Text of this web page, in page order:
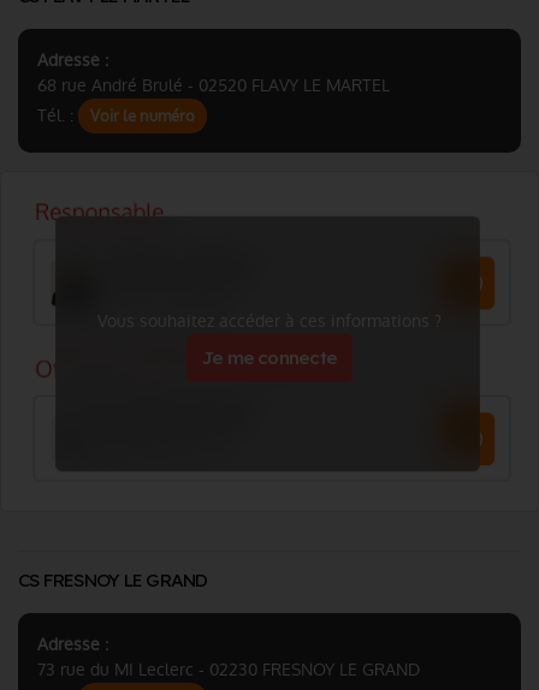
Adresse :
68 rue André Brulé - 02520 FLAVY LE MARTEL
Tél. :
Voir le numéro
Vous souhaitez accéder à ces informations ?
Je me connecte
CS FRESNOY LE GRAND
Adresse :
73 rue du MI Leclerc - 02230 FRESNOY LE GRAND